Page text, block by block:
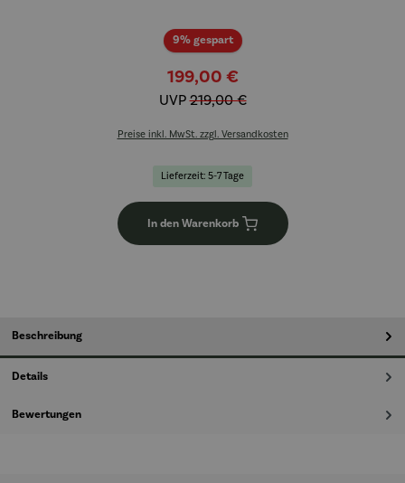
9% gespartRabatt
199,00 €
UVP219,00 €
Preise inkl. MwSt. zzgl. Versandkosten
Lieferzeit: 5-7 Tage
In den Warenkorb
Beschreibung
Details
Bewertungen